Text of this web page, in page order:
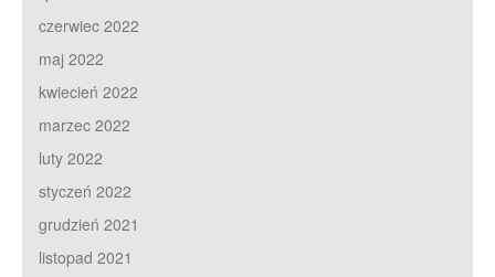
czerwiec 2022
maj 2022
kwiecień 2022
marzec 2022
luty 2022
styczeń 2022
grudzień 2021
listopad 2021